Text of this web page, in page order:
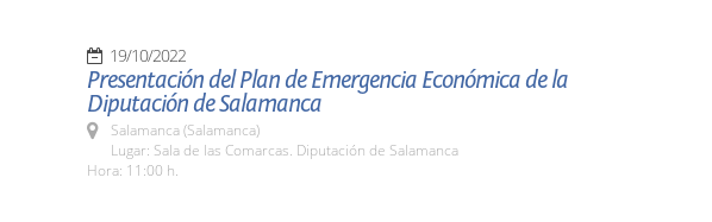
19/10/2022
Presentación del Plan de Emergencia Económica de la
Diputación de Salamanca
Salamanca (Salamanca)
Lugar: Sala de las Comarcas. Diputación de Salamanca
Hora: 11:00 h.